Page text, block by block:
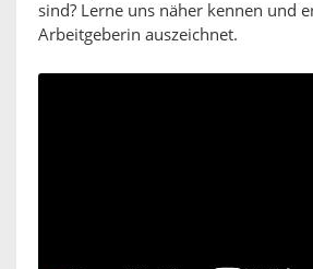
sind? Lerne uns näher kennen und
Arbeitgeberin auszeichnet.